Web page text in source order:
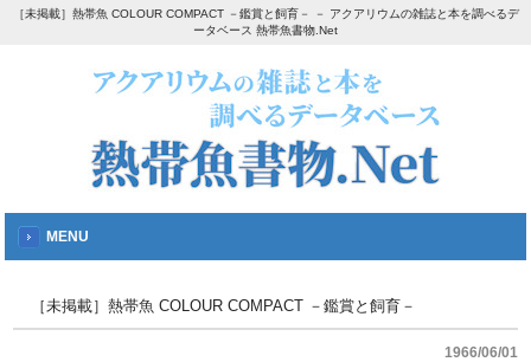
［未掲載］熱帯魚 COLOUR COMPACT －鑑賞と飼育－ － アクアリウムの雑誌と本を調べるデ
ータベース 熱帯魚書物.Net
MENU
［未掲載］熱帯魚 COLOUR COMPACT －鑑賞と飼育－
1966/06/01